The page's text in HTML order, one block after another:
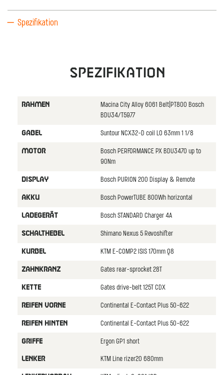
Spezifikation
Spezifikation
RAHMEN
Macina City Alloy 6061 Belt|PT800 Bosch
BDU34/T5977
GABEL Suntour NCX32-D coil LO 63mm 1 1/8
MOTOR
Bosch PERFORMANCE PX BDU3470 up to
90Nm
DISPLAY Bosch PURION 200 Display & Remote
AKKU Bosch PowerTUBE 800Wh horizontal
LADEGERäT Bosch STANDARD Charger 4A
SCHALTHEBEL Shimano Nexus 5 Revoshifter
KURBEL KTM E-COMP2 ISIS 170mm Q8
ZAHNKRANZ Gates rear-sprocket 28T
KETTE Gates drive-belt 125T CDX
REIFEN VORNE Continental E-Contact Plus 50-622
REIFEN HINTEN Continental E-Contact Plus 50-622
GRIFFE Ergon GP1 short
LENKER KTM Line rizer20 680mm